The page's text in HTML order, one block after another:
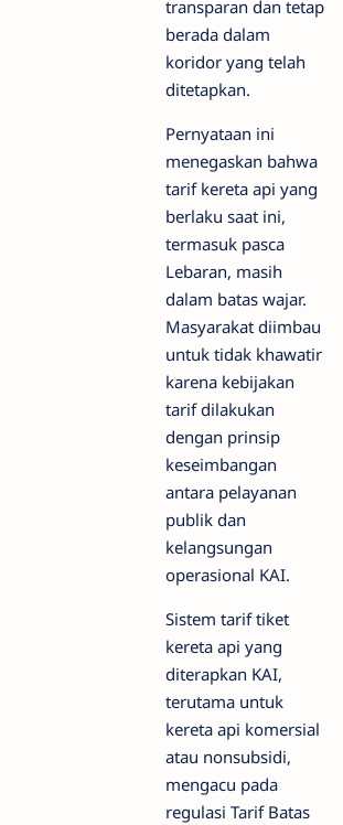
transparan dan tetap
berada dalam
koridor yang telah
ditetapkan.
Pernyataan ini
menegaskan bahwa
tarif kereta api yang
berlaku saat ini,
termasuk pasca
Lebaran, masih
dalam batas wajar.
Masyarakat diimbau
untuk tidak khawatir
karena kebijakan
tarif dilakukan
dengan prinsip
keseimbangan
antara pelayanan
publik dan
kelangsungan
operasional KAI.
Sistem tarif tiket
kereta api yang
diterapkan KAI,
terutama untuk
kereta api komersial
atau nonsubsidi,
mengacu pada
regulasi Tarif Batas